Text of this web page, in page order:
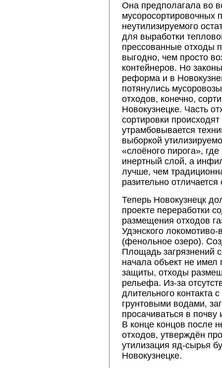
Она предполагала во
мусоросортировочных
неутилизируемого
для выработки
прессованные отходы
выгодно, чем просто
контейнеров. Но
реформа и в
потянулись
отходов, конечно,
Новокузнецке. Часть
сортировки
утрамбовывается
выборкой
«слоёного пирога»,
инертный слой, а
лучше, чем
разительно
Теперь Новокузнецк
проекте переработки
размещения отходов
Удэнского
(фенольное озеро).
Площадь загрязнений
начала объект не
защиты, отходы
рельефа. Из-за
длительного контакта
грунтовыми водами,
просачиваться в
В конце концов после
отходов, утверждён
утилизация яд-сырья
Новокузнецке.